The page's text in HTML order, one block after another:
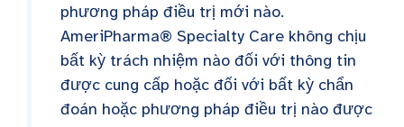
phương pháp điều trị mới nào.
AmeriPharma® Specialty Care không chịu
bất kỳ trách nhiệm nào đối với thông tin
được cung cấp hoặc đối với bất kỳ chẩn
đoán hoặc phương pháp điều trị nào được